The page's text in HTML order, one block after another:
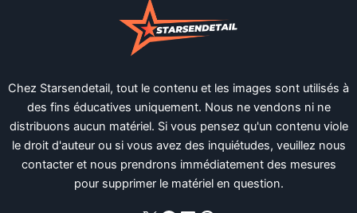
Chez Starsendetail, tout le contenu et les images sont utilisés à
des fins éducatives uniquement. Nous ne vendons ni ne
distribuons aucun matériel. Si vous pensez qu'un contenu viole
le droit d'auteur ou si vous avez des inquiétudes, veuillez nous
contacter et nous prendrons immédiatement des mesures
pour supprimer le matériel en question.